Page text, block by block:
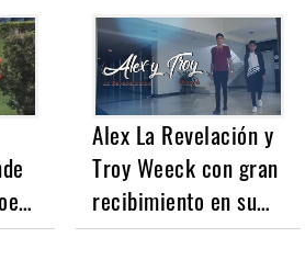
Alex La Revelación y
Troy Weeck con gran
recibimiento en su…